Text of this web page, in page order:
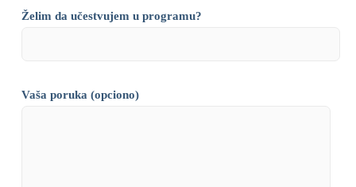
Želim da učestvujem u programu?
Vaša poruka (opciono)